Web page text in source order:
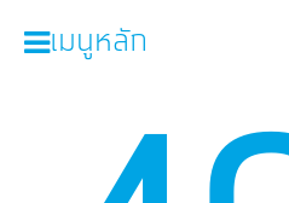
เมนูหลัก